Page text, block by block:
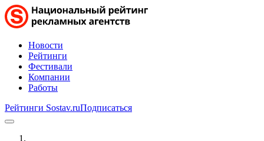
Новости
Рейтинги
Фестивали
Компании
Работы
Рейтинги Sostav.ruПодписаться